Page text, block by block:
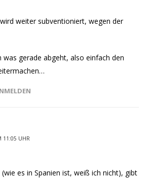
weiter subventioniert, wegen der
was gerade abgeht, also einfach den
11:05 UHR
es in Spanien ist, weiß ich nicht), gibt